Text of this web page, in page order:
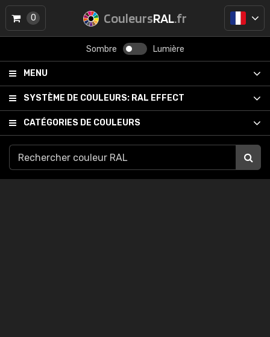
CouleursRAL.fr
Sombre Lumière
MENU
SYSTÈME DE COULEURS: RAL EFFECT
CATÉGORIES DE COULEURS
0